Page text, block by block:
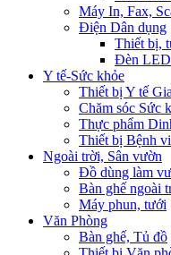
Máy In, Fax,
Điện Dân dụng
Thiết bị,
Đèn LED
Y tế-Sức khỏe
Thiết bị Y tế
Chăm sóc Sức
Thực phẩm
Thiết bị Bệnh
Ngoài trời, Sân vườn
Đồ dùng làm
Bàn ghế ngoài
Máy phun, tưới
Văn Phòng
Bàn ghế, Tủ đồ